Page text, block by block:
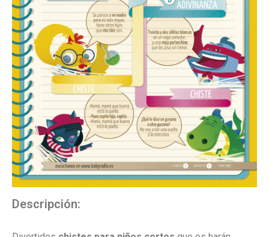
Descripción: